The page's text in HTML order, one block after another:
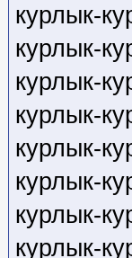
курлык-
курлык-
курлык-
курлык-
курлык-
курлык-
курлык-
курлык-